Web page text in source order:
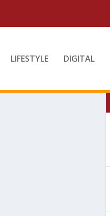
LIFESTYLE DIGITAL